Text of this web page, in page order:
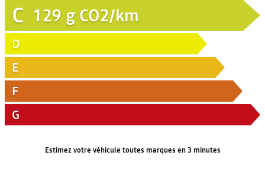
C 129 g CO2/km
D
E
F
G
Estimez votre véhicule toutes marques en 3 minutes